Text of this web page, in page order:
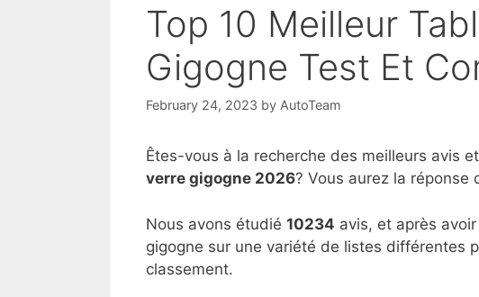
Top 10 Meilleur
Gigogne Test Et
February 24, 2023 by AutoTeam
Êtes-vous à la recherche des meilleurs avis
verre gigogne 2026? Vous aurez la réponse
Nous avons étudié 10234 avis, et après
gigogne sur une variété de listes différentes
classement.